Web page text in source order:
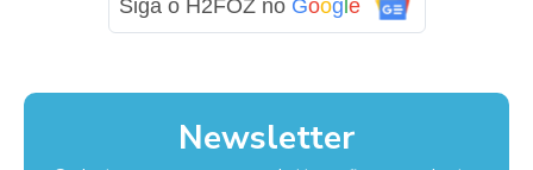
Siga o H2FOZ no Goog e
Newsletter